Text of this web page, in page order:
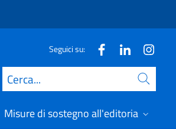
Seguici su:
Cerca
Misure di sostegno all'editoria